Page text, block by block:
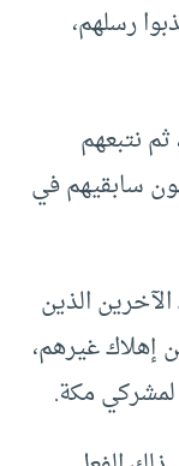
رسلهم،
ثم نتبعهم
سابقيهم في
الذين
إهلاك غيرهم،
مكة.